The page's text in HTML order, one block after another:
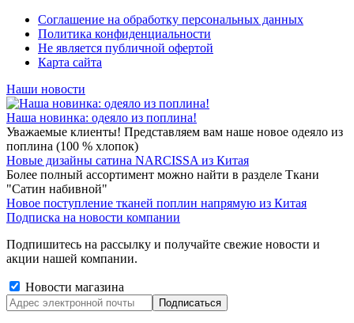
Соглашение на обработку персональных данных
Политика конфиденциальности
Не является публичной офертой
Карта сайта
Наши новости
Наша новинка: одеяло из поплина!
Уважаемые клиенты! Представляем вам наше новое одеяло из
поплина (100 % хлопок)
Новые дизайны сатина NARCISSA из Китая
Более полный ассортимент можно найти в разделе Ткани
"Сатин набивной"
Новое поступление тканей поплин напрямую из Китая
Подписка на новости компании
Подпишитесь на рассылку и получайте свежие новости и
акции нашей компании.
Новости магазина